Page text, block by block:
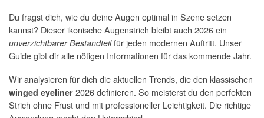
Du fragst dich, wie du deine Augen optimal in Szene setzen
kannst? Dieser ikonische Augenstrich bleibt auch 2026 ein
unverzichtbarer Bestandteilfür jeden modernen Auftritt. Unser
Guide gibt dir alle nötigen Informationen für das kommende Jahr.
Wir analysieren für dich die aktuellen Trends, die den klassischen
winged eyeliner 2026 definieren. So meisterst du den perfekten
Strich ohne Frust und mit professioneller Leichtigkeit. Die richtige